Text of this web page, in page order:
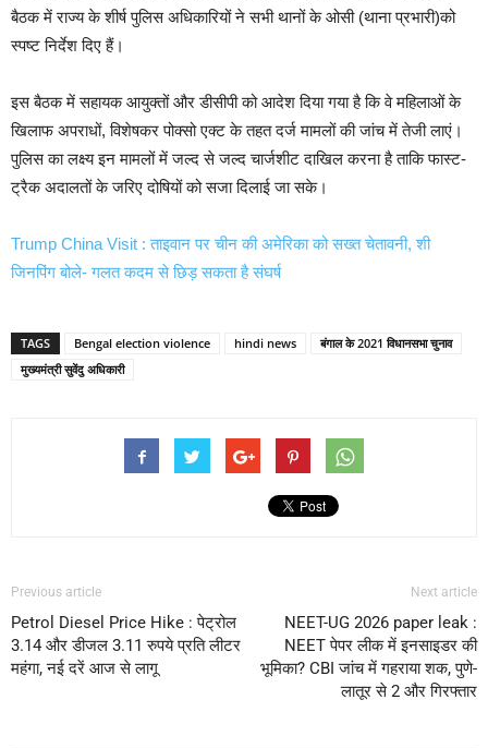
बैठक में राज्य के शीर्ष पुलिस अधिकारियों ने सभी थानों के ओसी (थाना प्रभारी)को
स्पष्ट निर्देश दिए हैं।
इस बैठक में सहायक आयुक्तों और डीसीपी को आदेश दिया गया है कि वे महिलाओं के
खिलाफ अपराधों, विशेषकर पोक्सो एक्ट के तहत दर्ज मामलों की जांच में तेजी लाएं।
पुलिस का लक्ष्य इन मामलों में जल्द से जल्द चार्जशीट दाखिल करना है ताकि फास्ट-
ट्रैक अदालतों के जरिए दोषियों को सजा दिलाई जा सके।
Trump China Visit : ताइवान पर चीन की अमेरिका को सख्त चेतावनी, शी
जिनपिंग बोले- गलत कदम से छिड़ सकता है संघर्ष
TAGS Bengal election violence hindi news
बंगाल के 2021 विधानसभा चुनाव
मुख्यमंत्री सुवेंदु अधिकारी
Previous article
Petrol Diesel Price Hike : पेट्रोल
3.14 और डीजल 3.11 रुपये प्रति लीटर
महंगा, नई दरें आज से लागू
Next article
NEET-UG 2026 paper leak :
NEET पेपर लीक में इनसाइडर की
भूमिका? CBI जांच में गहराया शक, पुणे-
लातूर से 2 और गिरफ्तार